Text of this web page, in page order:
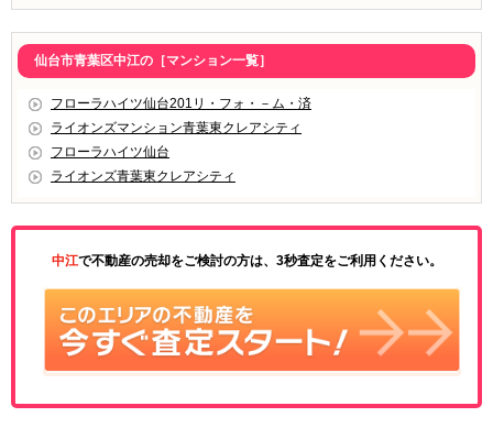
仙台市青葉区中江の［マンション一覧］
フローラハイツ仙台201リ・フォ・－ム・済
ライオンズマンション青葉東クレアシティ
フローラハイツ仙台
ライオンズ青葉東クレアシティ
中江で不動産の売却をご検討の方は、3秒査定をご利用ください。